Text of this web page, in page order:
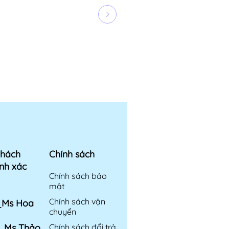
xác
Hoa
Chính sách
Chính sách bảo
mật
Chính sách vận
chuyển
Chính sách đổi trả